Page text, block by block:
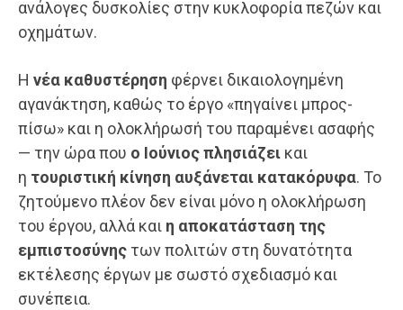
ανάλογες δυσκολίες στην κυκλοφορία πεζών και
οχημάτων.
Η νέα καθυστέρηση φέρνει δικαιολογημένη
αγανάκτηση, καθώς το έργο «πηγαίνει μπρος-
πίσω» και η ολοκλήρωσή του παραμένει ασαφής
— την ώρα που ο Ιούνιος πλησιάζει και
η τουριστική κίνηση αυξάνεται κατακόρυφα. Το
ζητούμενο πλέον δεν είναι μόνο η ολοκλήρωση
του έργου, αλλά και η αποκατάσταση της
εμπιστοσύνης των πολιτών στη δυνατότητα
εκτέλεσης έργων με σωστό σχεδιασμό και
συνέπεια.